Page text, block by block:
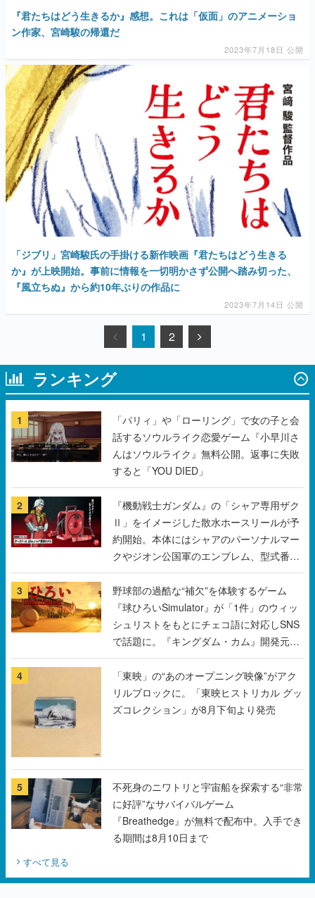
『君たちはどう生きるか』感想。これは「仮面」のアニメーショ
ン作家、宮崎駿の帰還だ
2023年7月18日 公開
「ジブリ」宮崎駿氏の手掛ける新作映画『君たちはどう生きる
か』が上映開始。事前に情報を一切明かさず公開へ踏み切った、
『風立ちぬ』から約10年ぶりの作品に
2023年7月14日 公開
1 2
ランキング
1
「パリィ」や「ローリング」で女の子と会
話するソウルライク恋愛ゲーム『小早川さ
んはソウルライク』無料公開。返事に失敗
すると「YOU DIED」
2
『機動戦士ガンダム』の「シャア専用ザク
Ⅱ」をイメージした散水ホースリールが予
約開始。本体にはシャアのパーソナルマー
クやジオン公国軍のエンブレム、型式番号
などを配置
3
野球部の過酷な“補欠”を体験するゲーム
『球ひろいSimulator』が「1件」のウィッ
シュリストをもとにチェコ語に対応しSNS
で話題に。『キングダム・カム』開発元や
チェコのプロ野球選手から称賛の声
4
「東映」の“あのオープニング映像”がアク
リルブロックに。「東映ヒストリカル グッ
ズコレクション」が8月下旬より発売
5
不死身のニワトリと宇宙船を探索する“非常
に好評”なサバイバルゲーム
『Breathedge』が無料で配布中。入手でき
る期間は8月10日まで
すべて見る